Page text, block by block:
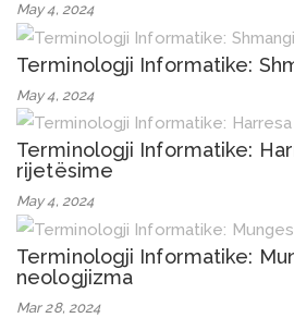
May 4, 2024
Terminologji Informatike:
May 4, 2024
Terminologji Informatike:
rijetësime
May 4, 2024
Terminologji Informatike:
neologjizma
Mar 28, 2024